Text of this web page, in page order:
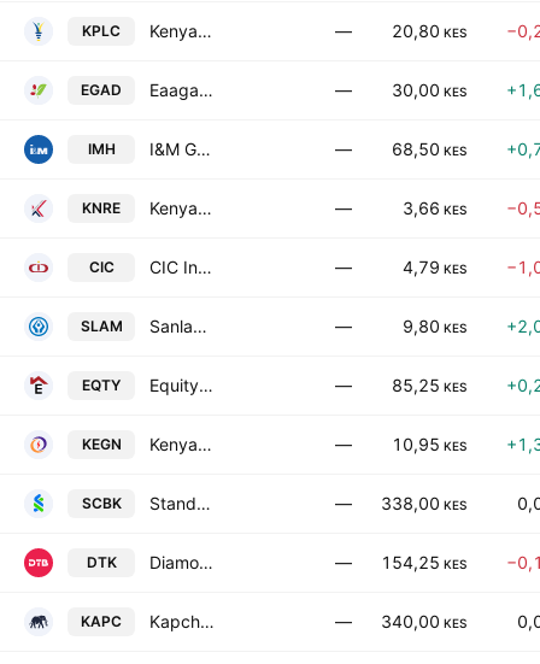
KPLC Kenya Power & Lighting Company Plc — 20,80 KES
EGAD Eaagads Ltd — 30,00 KES
IMH I&M Group Plc — 68,50 KES
KNRE Kenya Re-Insurance Corporation Ltd. — 3,66 KES
CIC CIC Insurance Group PLC — 4,79 KES
SLAM Sanlam Allianz Holdings (Kenya) PLC — 9,80 KES
EQTY Equity Group Holdings Limited — 85,25 KES
KEGN Kenya Electricity Generating Company PLC — 10,95 KES
SCBK Standard Chartered Bank Kenya Ltd — 338,00 KES
DTK Diamond Trust Bank Kenya Ltd. — 154,25 KES
KAPC Kapchorua Tea Kenya PLC — 340,00 KES